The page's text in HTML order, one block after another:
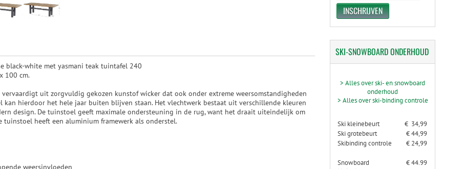
black-white met yasmani teak tuintafel 240
100 cm.
uit zorgvuldig gekozen kunstof wicker dat ook onder extreme weersomstandigheden
hierdoor het hele jaar buiten blijven staan. Het vlechtwerk bestaat uit verschillende kleuren
design. De tuinstoel geeft maximale ondersteuning in de rug, want het draait uiteindelijk om
tuinstoel heeft een aluminium framewerk als onderstel.
weersinvloeden
SKI-SNOWBOARDONDERHOUD
> Alles over ski- en snowboard
onderhoud
> Alles over ski-binding controle
Ski kleinebeurt
€ 34,99
Ski grotebeurt
€ 44,99
Skibinding controle
€ 24,99
Snowboard
€ 44.99